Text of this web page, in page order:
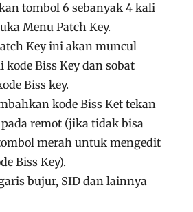
tombol 6 sebanyak 4 kali
Menu Patch Key.
Key ini akan muncul
kode Biss Key dan sobat
Biss key.
kode Biss Ket tekan
remot (jika tidak bisa
merah untuk mengedit
Biss Key).
bujur, SID dan lainnya